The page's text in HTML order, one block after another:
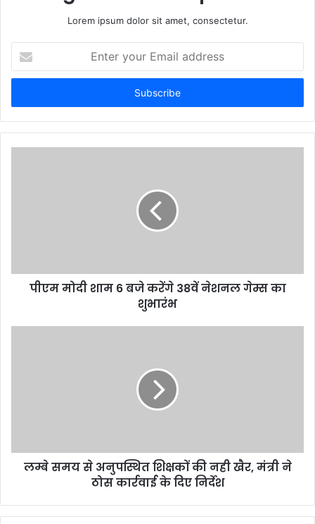
Lorem ipsum dolor sit amet, consectetur.
t
r
y
d
पीएम मोदी शाम 6 बजे करेंगे 38वें नेशनल गेम्स का
शुभारंभ
लम्बे समय से अनुपस्थित शिक्षकों की नही खैर, मंत्री ने
ठोस कार्रवाई के दिए निर्देश